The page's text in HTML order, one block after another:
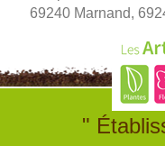
69240 Marnand,
"